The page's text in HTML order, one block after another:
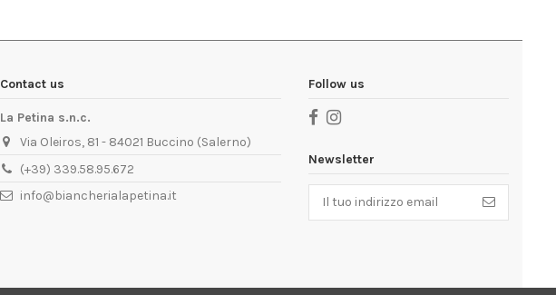
Contact us
La Petina s.n.c.
Via Oleiros, 81 - 84021 Buccino (Salerno)
(+39) 339.58.95.672
info@biancherialapetina.it
Follow us
Newsletter